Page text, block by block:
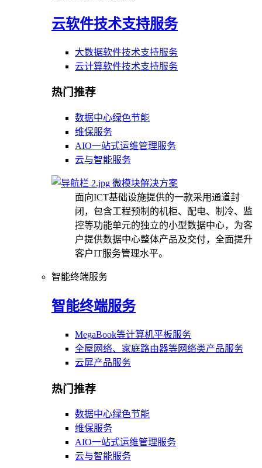
云软件技术支持服务
大数据软件技术支持服务
云计算软件技术支持服务
热门推荐
数据中心绿色节能
维保服务
AIO一站式运维管理服务
云与智能服务
微模块解决方案
面向ICT基础设施提供的一款采用通道封
闭，包含工程预制的机柜、配电、制冷、监
控等功能单元的独立的小型数据中心，为客
户提供数据中心整体产品及交付，全面提升
客户IT服务管理水平。
智能终端服务
智能终端服务
MegaBook等计算机平板服务
全屋网络、家庭路由器等网络类产品服务
云屏产品服务
热门推荐
数据中心绿色节能
维保服务
AIO一站式运维管理服务
云与智能服务